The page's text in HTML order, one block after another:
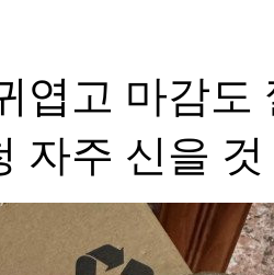
엽고 마감도
자주 신을